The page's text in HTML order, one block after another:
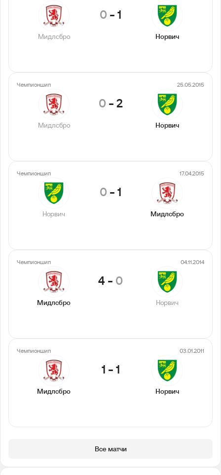
Мидлсбро
0-1
Норвич
Чемпионшип 25.05.2015
Мидлсбро
0 -2
Норвич
Чемпионшип 17.04.2015
Норвич
0-1
Мидлсбро
Чемпионшип 04.11.2014
Мидлсбро
4 - 0
Норвич
Чемпионшип 03.01.2011
Мидлсбро
1 -1
Норвич
Все матчи